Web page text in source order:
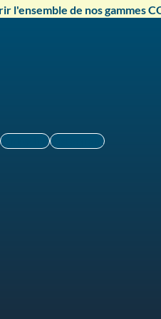
l'ensemble de nos gammes
Linkedin
Instagram